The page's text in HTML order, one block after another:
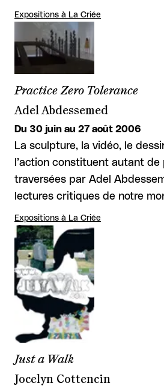
Expositions à La Criée
Practice Zero Tolerance
Adel Abdessemed
Du 30 juin au 27 août 2006
La sculpture, la vidéo, le
l’action constituent autant de
traversées par Adel
lectures critiques de notre
Expositions à La Criée
Just a Walk
Jocelyn Cottencin